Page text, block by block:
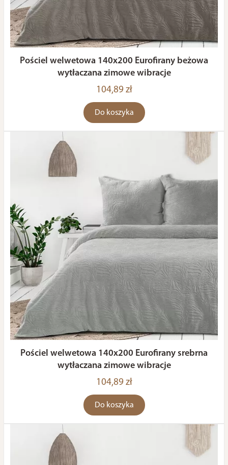
Pościel welwetowa 140x200 Eurofirany beżowa
wytłaczana zimowe wibracje
104,89 zł
Do koszyka
Pościel welwetowa 140x200 Eurofirany srebrna
wytłaczana zimowe wibracje
104,89 zł
Do koszyka